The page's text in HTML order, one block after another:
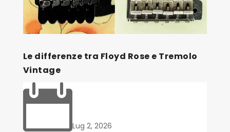
Le differenze tra Floyd Rose e Tremolo
Vintage
Lug 2, 2026